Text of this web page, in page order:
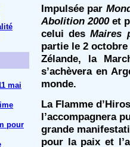
mai
pour
Impulsée par
Abolition 2000et
celui desMaires
partie le 2
Zélande, la
s’achèvera en
monde.
La Flamme
l’accompagnera
grande
pour la paix et